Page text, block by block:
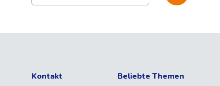
Kontakt
Beliebte Themen